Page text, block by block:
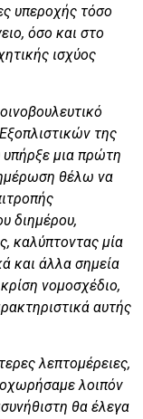
υπεροχής τόσο
όσο και στο
ισχύος
της
μια πρώτη
θέλω να
διημέρου,
καλύπτοντας μία
και άλλα σημεία
νομοσχέδιο,
αυτής
λεπτομέρειες,
λοιπόν
θα έλεγα